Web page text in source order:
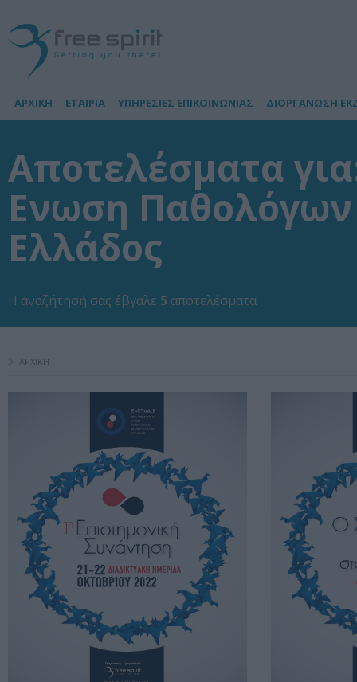
ΑΡΧΙΚΗ ΕΤΑΙΡΙΑ ΥΠΗΡΕΣΙΕΣ ΕΠΙΚΟΙΝΩΝΙΑΣ ΔΙΟΡΓΑΝΩΣΗ
Αποτελέσματα
Ενωση
Ελλάδος
Η αναζήτησή σας έβγαλε 5 αποτελέσματα
ΑΡΧΙΚΗ